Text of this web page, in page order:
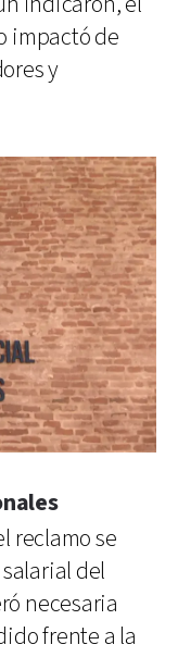
impactó de
y
reclamo se
del
necesaria
frente a la